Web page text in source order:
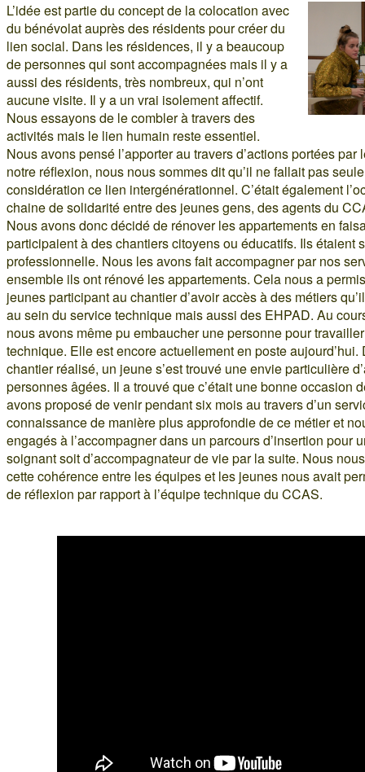
L’idée est partie du concept de la colocation avec
du bénévolat auprès des résidents pour créer du
lien social. Dans les résidences, il y a beaucoup
de personnes qui sont accompagnées mais il y a
aussi des résidents, très nombreux, qui n’ont
aucune visite. Il y a un vrai isolement affectif.
Nous essayons de le combler à travers des
activités mais le lien humain reste essentiel.
Nous avons pensé l’apporter au travers d’actions portées
notre réflexion, nous nous sommes dit qu’il ne fallait pas
considération ce lien intergénérationnel. C’était également
chaine de solidarité entre des jeunes gens, des agents du
Nous avons donc décidé de rénover les appartements en
participaient à des chantiers citoyens ou éducatifs. Ils étaient
professionnelle. Nous les avons fait accompagner par nos
ensemble ils ont rénové les appartements. Cela nous a
jeunes participant au chantier d’avoir accès à des métiers
au sein du service technique mais aussi des EHPAD. Au
nous avons même pu embaucher une personne pour
technique. Elle est encore actuellement en poste
chantier réalisé, un jeune s’est trouvé une envie particulière
personnes âgées. Il a trouvé que c’était une bonne occasion
avons proposé de venir pendant six mois au travers d’un
connaissance de manière plus approfondie de ce métier et
engagés à l’accompagner dans un parcours d’insertion pour
soignant soit d’accompagnateur de vie par la suite. Nous
cette cohérence entre les équipes et les jeunes nous avait
de réflexion par rapport à l’équipe technique du CCAS.